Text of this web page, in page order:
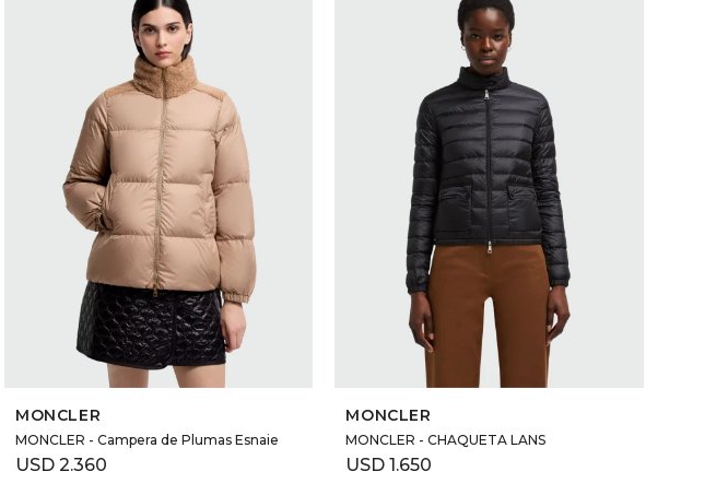
SELECCIONAR TALLE
MONCLER
MONCLER - Campera de Plumas Esnaie
USD 2.360
SELECCIONAR TALLE
MONCLER
MONCLER - CHAQUETA LANS
USD 1.650